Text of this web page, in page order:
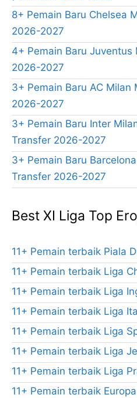
8+ Pemain Baru Chelsea
2026-2027
4+ Pemain Baru
2026-2027
3+ Pemain Baru AC Milan
2026-2027
3+ Pemain Baru Inter
Transfer 2026-2027
3+ Pemain Baru Barcelona
Transfer 2026-2027
Best XI Liga Top
11+ Pemain terbaik Piala
11+ Pemain terbaik Liga
11+ Pemain terbaik Liga
11+ Pemain terbaik Liga
11+ Pemain terbaik Liga
11+ Pemain terbaik Liga
11+ Pemain terbaik Liga
11+ Pemain terbaik